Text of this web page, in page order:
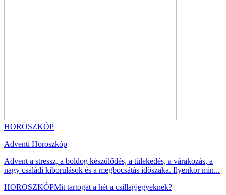
HOROSZKÓP
Adventi Horoszkóp
Advent a stressz, a boldog készülődés, a tülekedés, a várakozás, a
nagy családi kiborulások és a megbocsátás időszaka. Ilyenkor min...
HOROSZKÓPMit tartogat a hét a csillagjegyeknek?